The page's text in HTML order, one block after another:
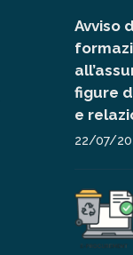
Avviso
figure
e
22/07/